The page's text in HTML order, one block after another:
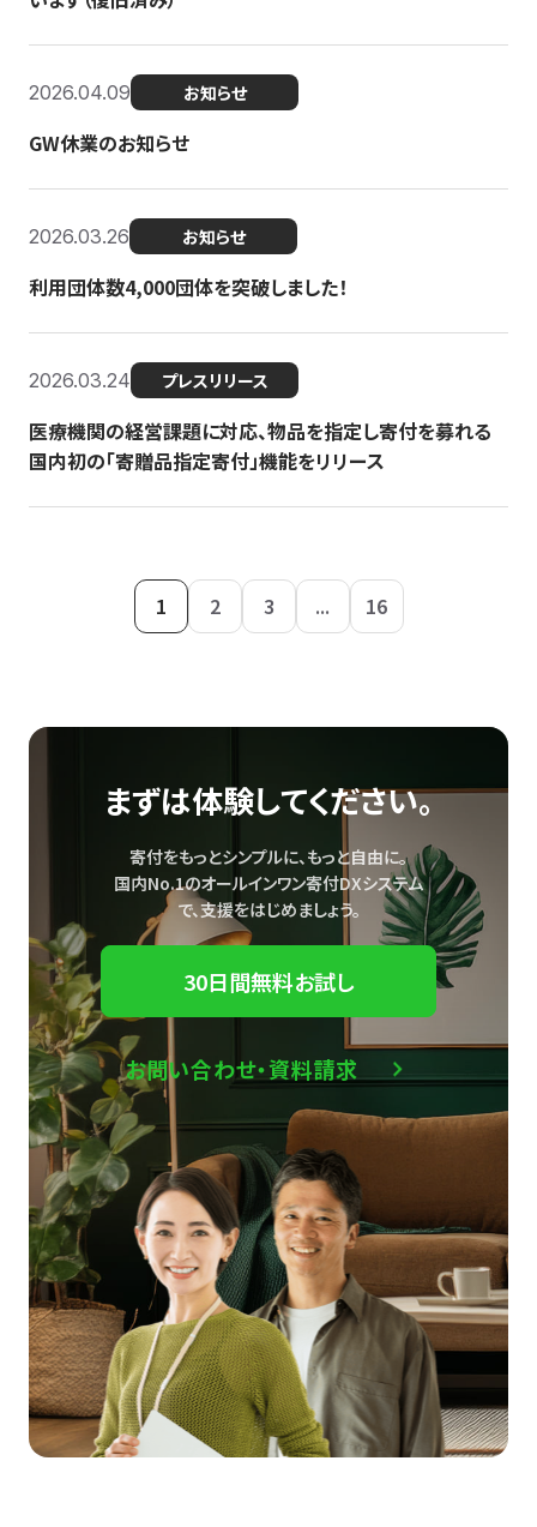
2026.04.09 お知らせ
GW休業のお知らせ
2026.03.26 お知らせ
利用団体数4,000団体を突破しました！
2026.03.24 プレスリリース
医療機関の経営課題に対応、物品を指定し寄付を募れる
国内初の「寄贈品指定寄付」機能をリリース
1 2 3 ... 16
まずは体験してください。
寄付をもっとシンプルに、もっと自由に。
国内No.1のオールインワン寄付DXシステム
で、支援をはじめましょう。
30日間無料お試し
お問い合わせ・資料請求